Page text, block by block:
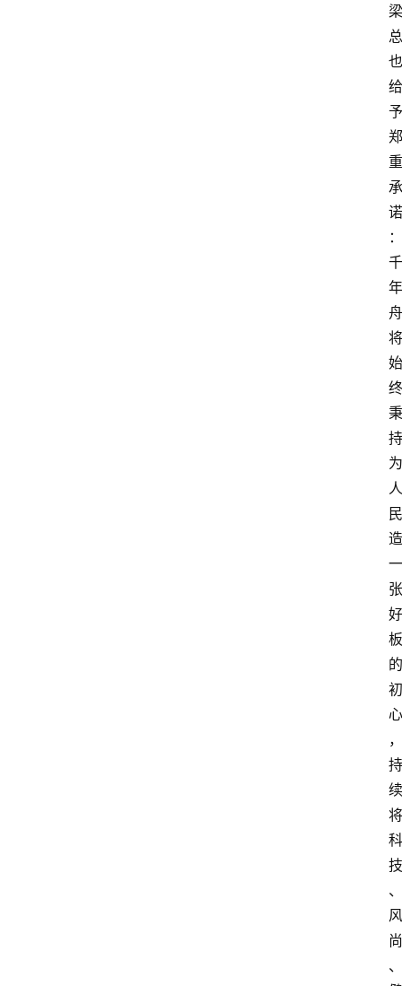
梁
总
也
给
予
郑
重
承
诺
：
千
年
舟
将
始
终
秉
持
为
人
民
造
一
张
好
板
的
初
心
，
持
续
将
科
技
、
风
尚
、